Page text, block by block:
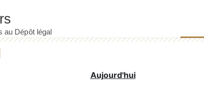
Aujourd'hui